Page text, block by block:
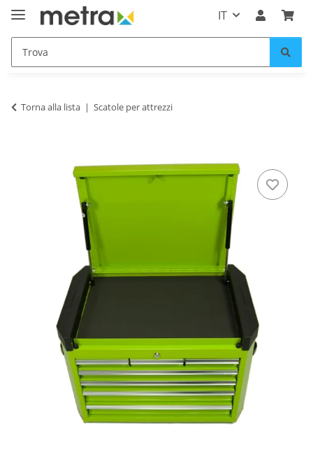
IT
Torna alla lista Scatole per attrezzi